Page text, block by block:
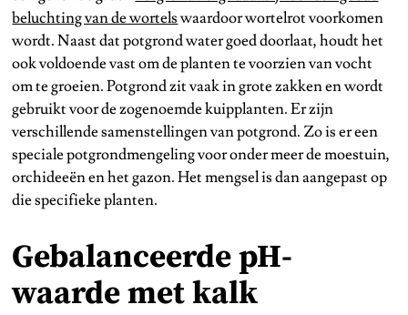
beluchting van de wortelswaardoor wortelrot voorkomen
wordt. Naast dat potgrond water goed doorlaat, houdt het
ook voldoende vast om de planten te voorzien van vocht
om te groeien. Potgrond zit vaak in grote zakken en wordt
gebruikt voor de zogenoemde kuipplanten. Er zijn
verschillende samenstellingen van potgrond. Zo is er een
speciale potgrondmengeling voor onder meer de moestuin,
orchideeën en het gazon. Het mengsel is dan aangepast op
die specifieke planten.
Gebalanceerde pH-
waarde met kalk